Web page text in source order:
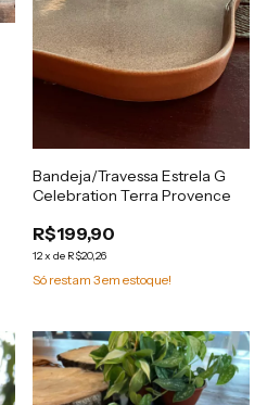
Bandeja/Travessa Estrela G
Celebration Terra Provence
R$199,90
12x de R$20,26
Só restam 3em estoque!